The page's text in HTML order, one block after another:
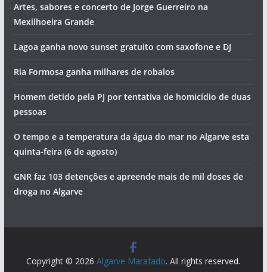
Artes, sabores e concerto de Jorge Guerreiro na
Mexilhoeira Grande
Lagoa ganha novo sunset gratuito com saxofone e DJ
Ria Formosa ganha milhares de robalos
Homem detido pela PJ por tentativa de homicídio de duas
pessoas
O tempo e a temperatura da água do mar no Algarve esta
quinta-feira (6 de agosto)
GNR faz 103 detenções e apreende mais de mil doses de
droga no Algarve
Copyright © 2026Algarve Marafado. All rights reserved.